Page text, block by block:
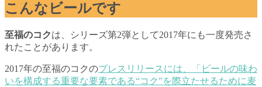
こんなビールです
至福のコクは、シリーズ第2弾として2017年にも一度発売さ
れたことがあります。
2017年の至福のコクのプレスリリースには、「ビールの味わ
いを構成する重要な要素である“コク”を際立たせるために麦